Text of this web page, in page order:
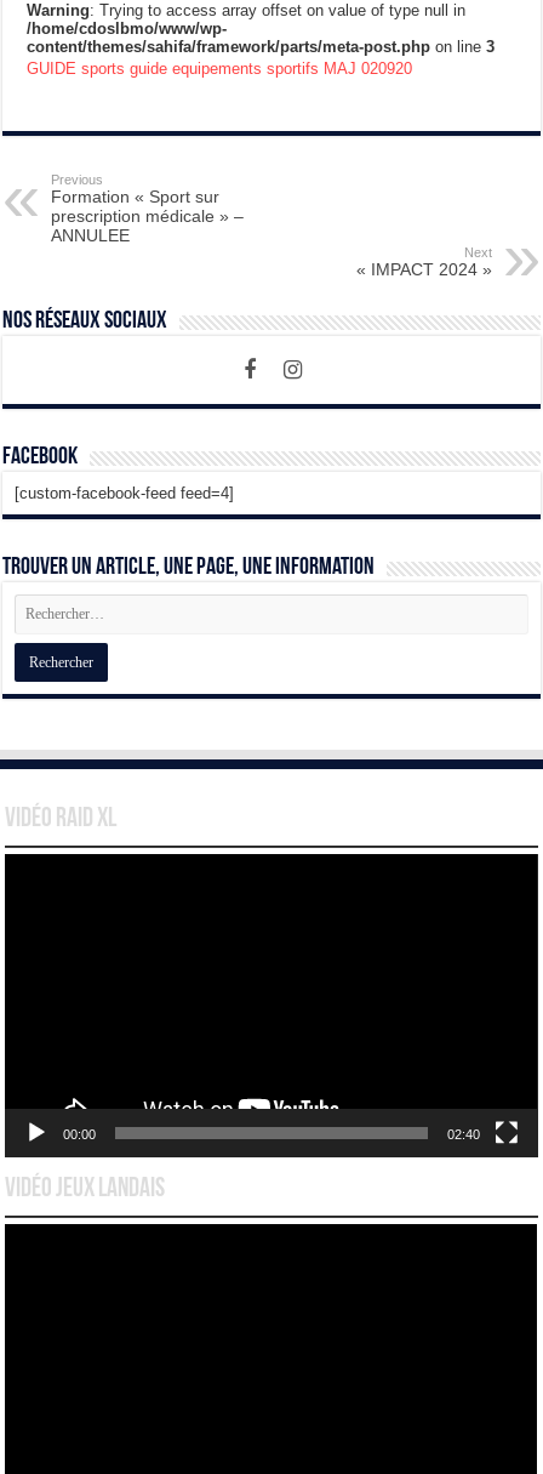
Warning: Trying to access array offset on value of type null in
/home/cdoslbmo/www/wp-
content/themes/sahifa/framework/parts/meta-post.php on line3
GUIDE sports guide equipements sportifs MAJ 020920
Previous
Formation « Sport sur
prescription médicale » –
ANNULEE
Next
« IMPACT 2024 »
Nos Réseaux Sociaux
Facebook
[custom-facebook-feed feed=4]
Trouver un article, une page, une information
Vidéo Raid XL
00:00 02:40
Vidéo Jeux Landais